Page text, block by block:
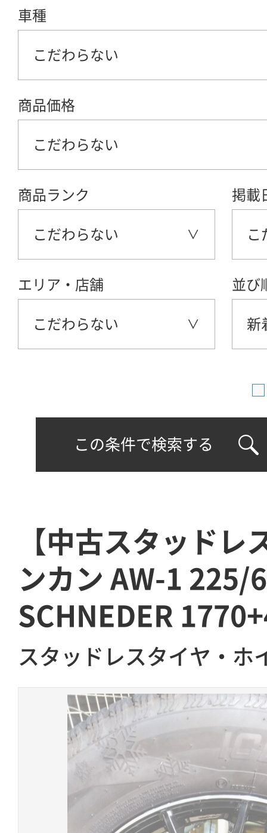
車種
こだわらない
商品価格
こだわらない
商品ランク
こだわらない
掲載
こ
エリア・店舗
こだわらない
並び
新
この条件で検索する
【中古スタッドレ
ンカン AW-1 225/
SCHNEDER
スタッドレスタイヤ・ホ